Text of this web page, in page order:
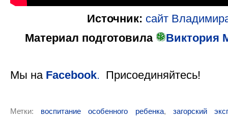
Источник: сайт
Материал подготовила
Виктория
Мы на Facebook. Присоединяйтесь!
Метки: воспитание особенного ребенка, загорский